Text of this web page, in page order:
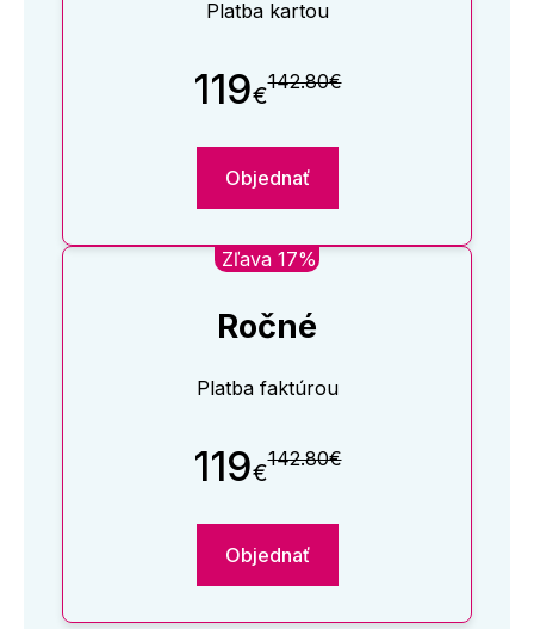
Platba kartou
119€142.80€
Objednať
Zľava 17%
Ročné
Platba faktúrou
119€142.80€
Objednať